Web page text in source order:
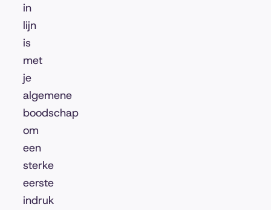
in
lijn
is
met
je
algemene
boodschap
om
een
sterke
eerste
indruk